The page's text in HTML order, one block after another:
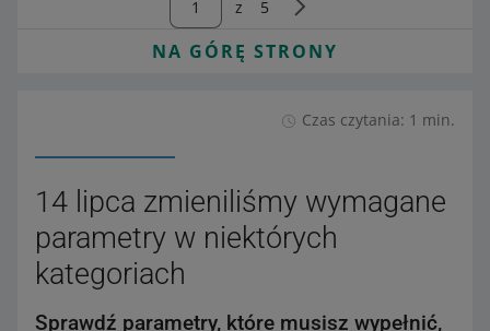
z 5
NA GÓRĘ STRONY
Czas czytania: 1 min.
14 lipca zmieniliśmy wymagane
parametry w niektórych
kategoriach
Sprawdź parametry, które musisz wypełnić,